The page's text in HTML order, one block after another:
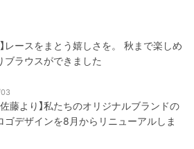
】レースをまとう嬉しさを。 秋まで楽しめ
ブラウスができました
佐藤より】私たちのオリジナルブランドの
ゴデザインを8月からリニューアルしま